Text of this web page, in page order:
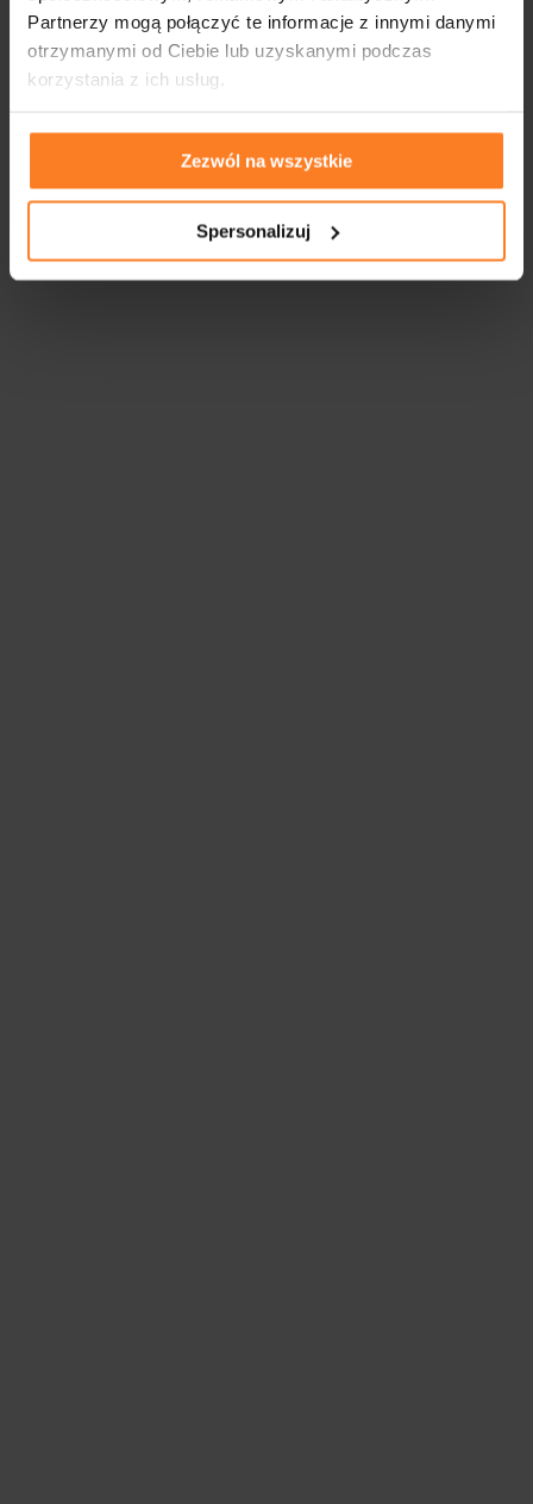
Partnerzy mogą połączyć te informacje z innymi danymi
otrzymanymi od Ciebie lub uzyskanymi podczas
korzystania z ich usług.
Zezwól na wszystkie
Spersonalizuj